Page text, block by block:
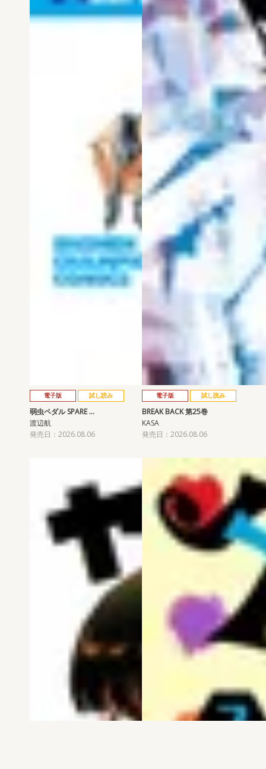
電子版 試し読み
弱虫ペダル SPARE …
渡辺航
発売日：2026.08.06
電子版 試し読み
BREAK BACK 第25巻
KASA
発売日：2026.08.06